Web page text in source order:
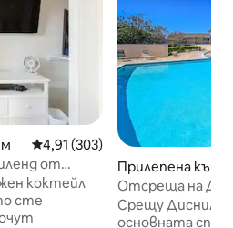
Средна оценка: 4,91 от 5,
4,91 (303)
от
закоктейл
сте
Прилепена къща
м
Отсреща на
Безплатно
Срещу
основната